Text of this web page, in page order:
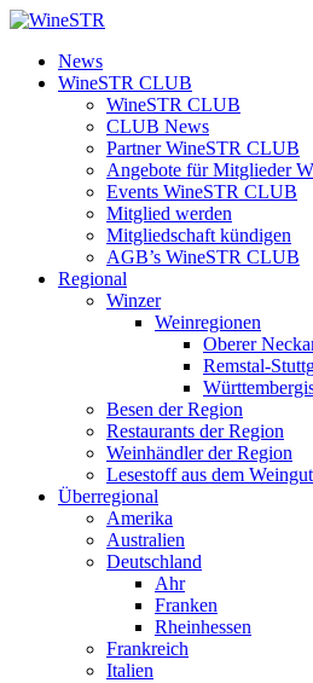
Zum
springen
WineSTR
News
WineSTR CLUB
WineSTR CLUB
CLUB News
Partner WineSTR CLUB
Angebote für Mitglieder
Events WineSTR CLUB
Mitglied werden
Mitgliedschaft kündigen
AGB’s WineSTR CLUB
Regional
Winzer
Weinregionen
Oberer
Remstal-
Besen der Region
Restaurants der Region
Weinhändler der Region
Lesestoff aus dem
Überregional
Amerika
Australien
Deutschland
Ahr
Franken
Rheinhessen
Frankreich
Italien